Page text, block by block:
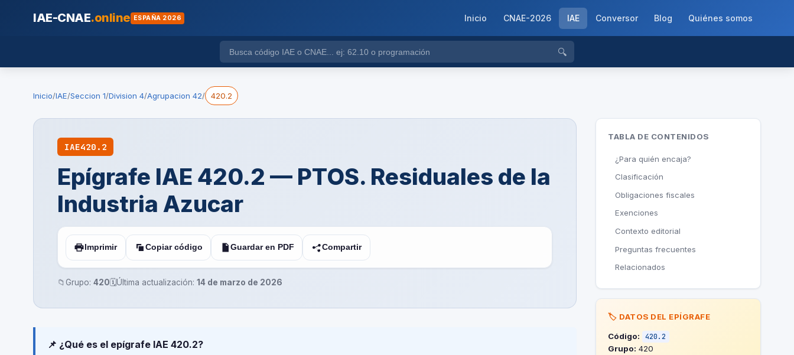
IAE-CNAE.online ESPAÑA 2026 Inicio CNAE-2026 IAE Conversor Blog Quiénes somos
🔍
Inicio/IAE/Seccion 1/Division 4/Agrupacion 42/ 420.2
IAE420.2
Epígrafe IAE 420.2 — PTOS. Residuales de la
Industria Azucar
Imprimir Copiar código Guardar en PDF Compartir
📁 Grupo: 420🗓️Última actualización: 14 de marzo de 2026
📌 ¿Qué es el epígrafe IAE 420.2?
TABLA DE CONTENIDOS
¿Para quién encaja?
Clasificación
Obligaciones fiscales
Exenciones
Contexto editorial
Preguntas frecuentes
Relacionados
🏷️ DATOS DEL EPÍGRAFE
Código:
420.2
Grupo: 420